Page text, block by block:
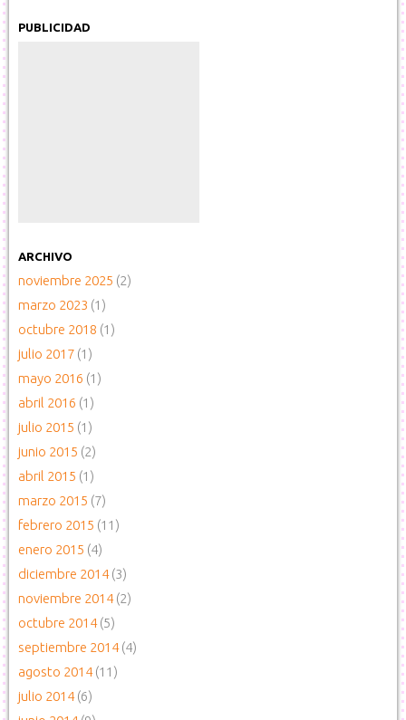
PUBLICIDAD
ARCHIVO
noviembre 2025 (2)
marzo 2023 (1)
octubre 2018 (1)
julio 2017 (1)
mayo 2016 (1)
abril 2016 (1)
julio 2015 (1)
junio 2015 (2)
abril 2015 (1)
marzo 2015 (7)
febrero 2015 (11)
enero 2015 (4)
diciembre 2014(3)
noviembre 2014(2)
octubre 2014(5)
septiembre 2014(4)
agosto 2014(11)
julio 2014(6)